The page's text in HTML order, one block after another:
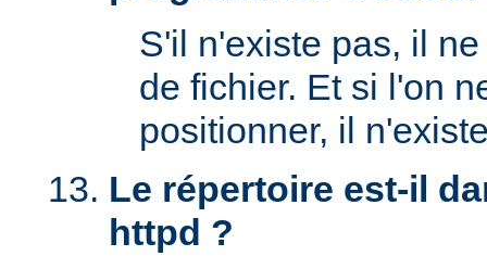
S'il n'existe pas, il
de fichier. Et si l'on
positionner, il
Le répertoire est-il
httpd ?